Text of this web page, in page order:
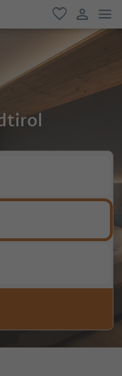
favorit
user link